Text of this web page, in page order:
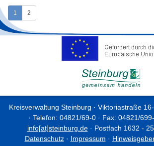
1 2
Kreisverwaltung Steinburg · Viktoriastraße
· Telefon: 04821/69-0 · Fax: 04821/
info[at]steinburg.de· Postfach 1632 -
Datenschutz· Impressum ·